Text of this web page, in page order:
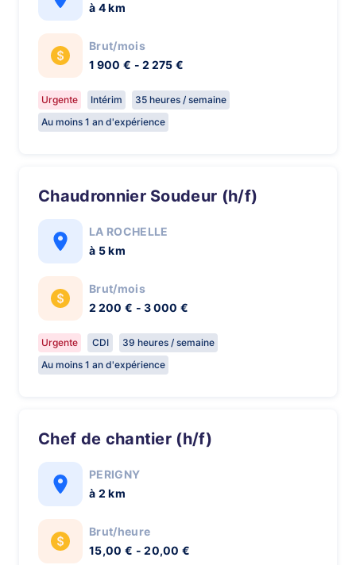
à 4 km
Brut/mois
1 900 € - 2 275 €
Urgente Intérim
35 heures / semaine
Au moins 1 an d'expérience
Chaudronnier Soudeur (h/f)
LA ROCHELLE
à 5 km
Brut/mois
2 200 € - 3 000 €
Urgente CDI
39 heures / semaine
Au moins 1 an d'expérience
Chef de chantier (h/f)
PERIGNY
à 2 km
Brut/heure
15,00 € - 20,00 €